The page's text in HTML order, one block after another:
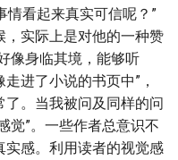
情看起来真实可信呢？”
，实际上是对他的一种赞
像身临其境，能够听
进了小说的书页中”，
。当我被问及同样的问
觉”。一些作者总意识不
感。利用读者的视觉感